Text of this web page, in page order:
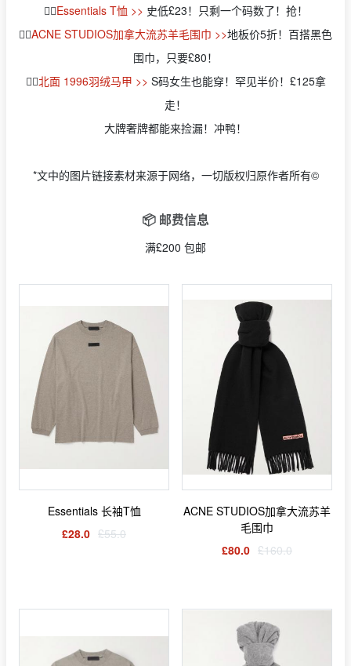
👉🏻Essentials T恤 >> 史低£23！只剩一个码数了！抢！
👉🏻ACNE STUDIOS加拿大流苏羊毛围巾 >>地板价5折！百搭黑色
围巾，只要£80！
👉🏻北面 1996羽绒马甲 >> S码女生也能穿！罕见半价！£125拿
走！
大牌奢牌都能来捡漏！冲鸭！
*文中的图片链接素材来源于网络，一切版权归原作者所有©
📦 邮费信息
满£200 包邮
Essentials 长袖T恤
£28.0 £55.0
ACNE STUDIOS加拿大流苏羊
毛围巾
£80.0 £160.0